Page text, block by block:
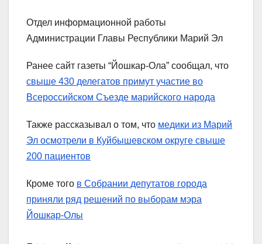
Отдел информационной работы
Администрации Главы Республики Марий Эл
Ранее сайт газеты “Йошкар-Ола” сообщал, что
свыше 430 делегатов примут участие во
Всероссийском Съезде марийского народа
Также рассказывал о том, что медики из Марий
Эл осмотрели в Куйбышевском округе свыше
200 пациентов
Кроме того в Собрании депутатов города
приняли ряд решений по выборам мэра
Йошкар-Олы